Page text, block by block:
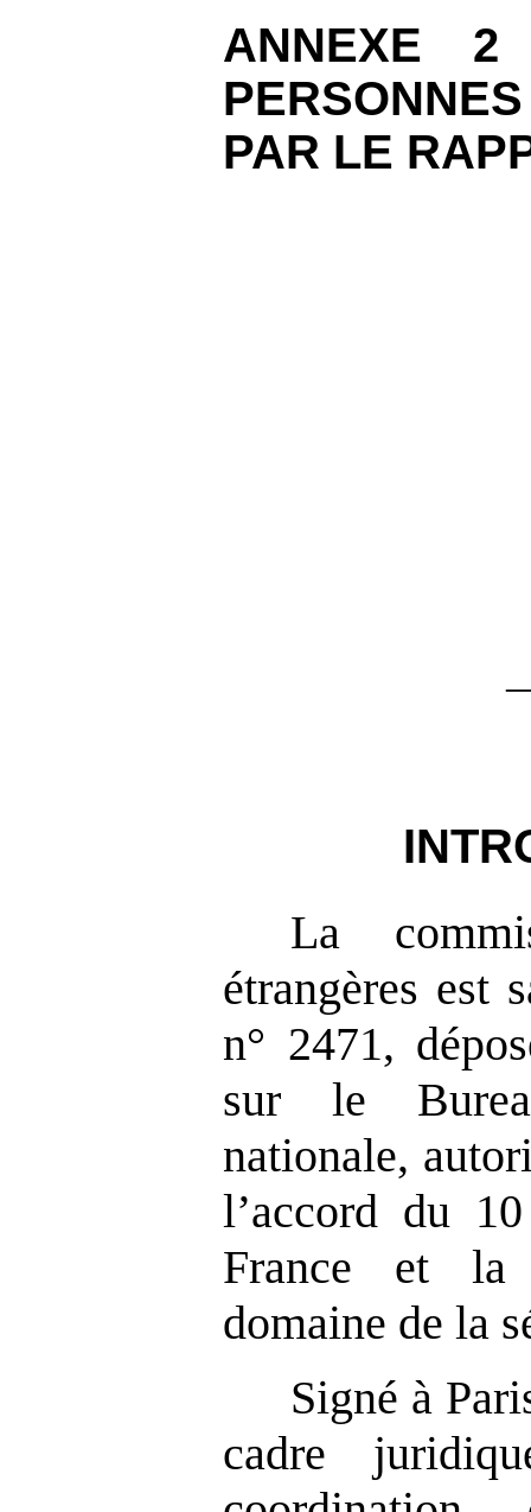
ANNEXE
2
PAR LE
La
étrangères est
n° 2471,
sur le
nationale,
l’accord du
France et la
domaine de la
Signé à
cadre